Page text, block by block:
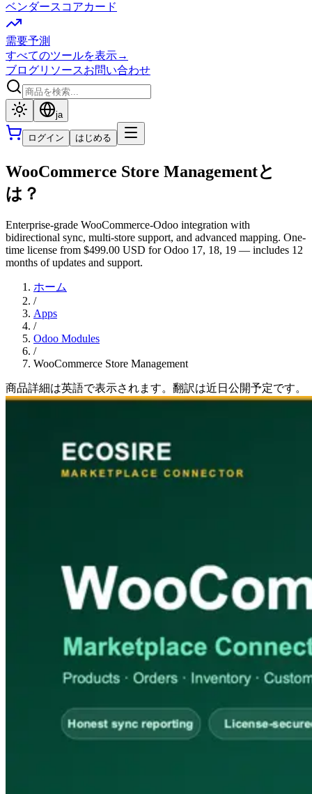
ベンダースコアカード
需要予測
すべてのツールを表示→
ブログリソースお問い合わせ
ja
ログイン はじめる
WooCommerce Store Managementと
は？
Enterprise-grade WooCommerce-Odoo integration with
bidirectional sync, multi-store support, and advanced mapping. One-
time license from $499.00 USD for Odoo 17, 18, 19 — includes 12
months of updates and support.
ホーム
/
Apps
/
Odoo Modules
/
WooCommerce Store Management
商品詳細は英語で表示されます。翻訳は近日公開予定です。